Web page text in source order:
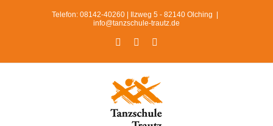
Telefon: 08142-40260 | Ilzweg 5 - 82140 Olching
info@tanzschule-trautz.de
FacebookInstagram